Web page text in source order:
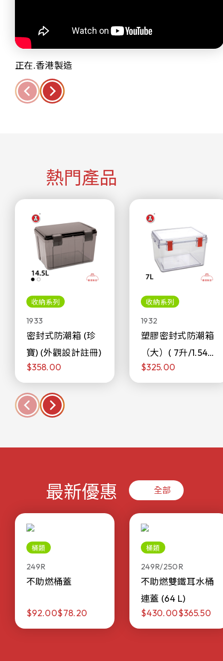
正在.香港製造
熱門產品
收納系列
1933
密封式防潮箱 (珍
寶) (外觀設計註冊)
$358.00
收納系列
1932
塑膠密封式防潮箱
（大）( 7升/1.54加
侖)
$325.00
最新優惠 全部
桶類
249R
不助燃桶蓋
$92.00$78.20
桶類
249R/250R
不助燃雙鐵耳水桶
連蓋 (64 L)
$430.00$365.50